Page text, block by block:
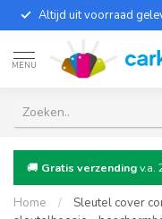
Altijd uit voorraad
MENU
🚚 Gratis verzendingv.a.
Home /
Sleutel cover